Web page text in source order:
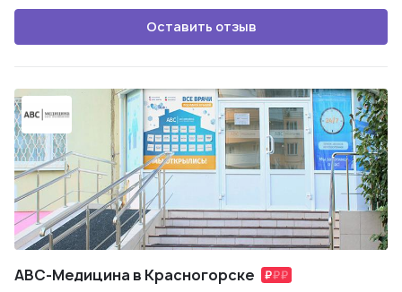
Оставить отзыв
ABC-Медицина в Красногорске